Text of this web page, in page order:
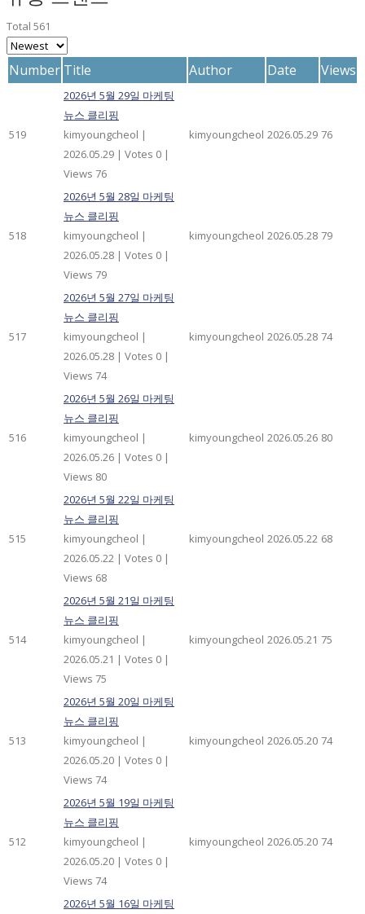
Total 561
Number Title Author Date Views
519
2026년 5월 29일 마케팅
뉴스 클리핑
kimyoungcheol |
2026.05.29 | Votes 0 |
Views 76
kimyoungcheol 2026.05.29 76
518
2026년 5월 28일 마케팅
뉴스 클리핑
kimyoungcheol |
2026.05.28 | Votes 0 |
Views 79
kimyoungcheol 2026.05.28 79
517
2026년 5월 27일 마케팅
뉴스 클리핑
kimyoungcheol |
2026.05.28 | Votes 0 |
Views 74
kimyoungcheol 2026.05.28 74
516
2026년 5월 26일 마케팅
뉴스 클리핑
kimyoungcheol |
2026.05.26 | Votes 0 |
Views 80
kimyoungcheol 2026.05.26 80
515
2026년 5월 22일 마케팅
뉴스 클리핑
kimyoungcheol |
2026.05.22 | Votes 0 |
Views 68
kimyoungcheol 2026.05.22 68
514
2026년 5월 21일 마케팅
뉴스 클리핑
kimyoungcheol |
2026.05.21 | Votes 0 |
Views 75
kimyoungcheol 2026.05.21 75
513
2026년 5월 20일 마케팅
뉴스 클리핑
kimyoungcheol |
2026.05.20 | Votes 0 |
Views 74
kimyoungcheol 2026.05.20 74
512
2026년 5월 19일 마케팅
뉴스 클리핑
kimyoungcheol |
2026.05.20 | Votes 0 |
Views 74
kimyoungcheol 2026.05.20 74
2026년 5월 16일 마케팅